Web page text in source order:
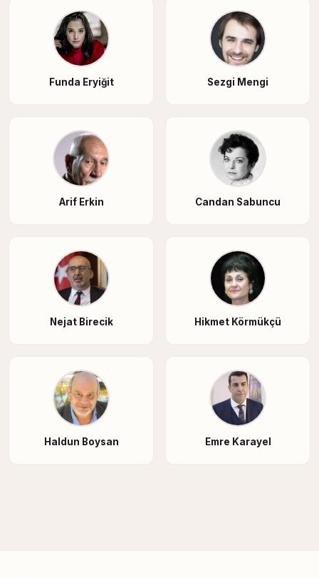
Funda Eryiğit Sezgi Mengi
Arif Erkin Candan Sabuncu
Nejat Birecik Hikmet Körmükçü
Haldun Boysan Emre Karayel